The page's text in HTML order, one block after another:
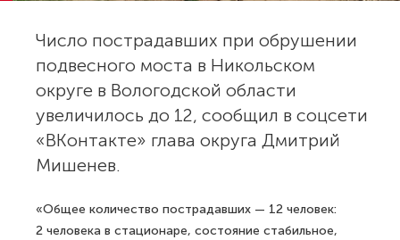
Число пострадавших при обрушении
подвесного моста в Никольском
округе в Вологодской области
увеличилось до 12, сообщил в соцсети
«ВКонтакте» глава округа Дмитрий
Мишенев.
«Общее количество пострадавших — 12 человек:
2 человека в стационаре, состояние стабильное,